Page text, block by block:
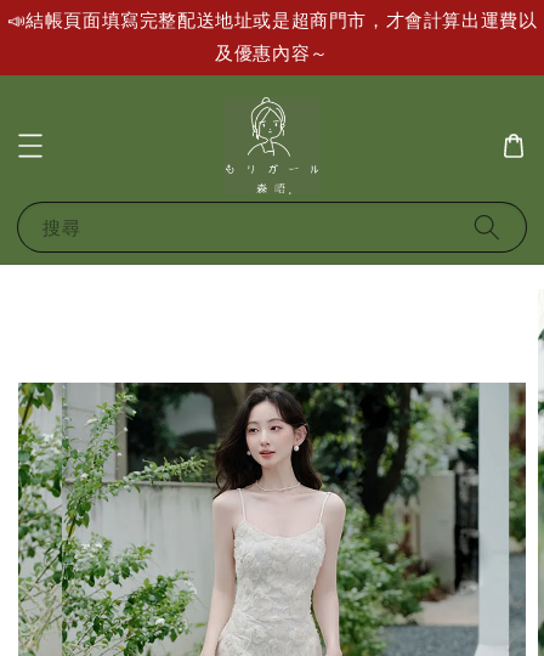
📣結帳頁面填寫完整配送地址或是超商門市，才會計算出運費以
及優惠內容～
搜尋